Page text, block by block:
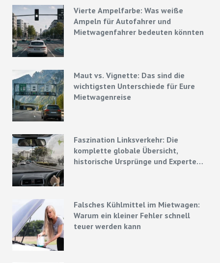
Vierte Ampelfarbe: Was weiße
Ampeln für Autofahrer und
Mietwagenfahrer bedeuten könnten
Maut vs. Vignette: Das sind die
wichtigsten Unterschiede für Eure
Mietwagenreise
Faszination Linksverkehr: Die
komplette globale Übersicht,
historische Ursprünge und Experten-
Falsches Kühlmittel im Mietwagen:
Warum ein kleiner Fehler schnell
teuer werden kann